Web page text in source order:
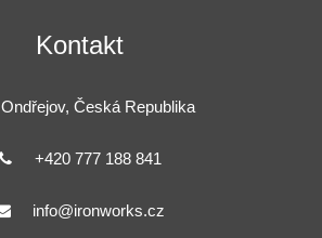
Kontakt
Ondřejov, Česká Republika
+420 777 188 841
info@ironworks.cz